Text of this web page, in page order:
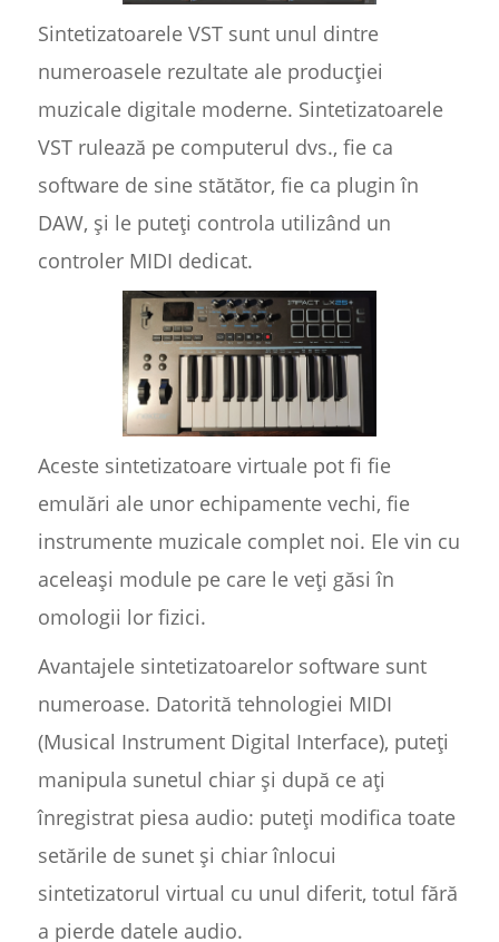
Sintetizatoarele VST sunt unul dintre
numeroasele rezultate ale producției
muzicale digitale moderne. Sintetizatoarele
VST rulează pe computerul dvs., fie ca
software de sine stătător, fie ca plugin în
DAW, și le puteți controla utilizând un
controler MIDI dedicat.
Aceste sintetizatoare virtuale pot fi fie
emulări ale unor echipamente vechi, fie
instrumente muzicale complet noi. Ele vin cu
aceleași module pe care le veți găsi în
omologii lor fizici.
Avantajele sintetizatoarelor software sunt
numeroase. Datorită tehnologiei MIDI
(Musical Instrument Digital Interface), puteți
manipula sunetul chiar și după ce ați
înregistrat piesa audio: puteți modifica toate
setările de sunet și chiar înlocui
sintetizatorul virtual cu unul diferit, totul fără
a pierde datele audio.